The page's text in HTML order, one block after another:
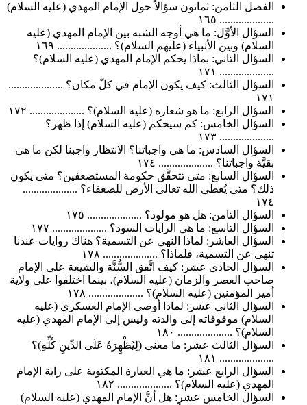
الفصل الثامن: ثمانون سؤالاً حول الإمام المهدي (عليه السلام)
.................... ١٦٥
السؤال الأوَّل: ما هي أوجه الشبه بين الإمام المهدي (عليه
السلام) وبين الأنبياء (عليهم السلام)؟ .................... ١٦٩
السؤال الثاني: بماذا يحكم الإمام المهدي (عليه السلام)؟
.................... ١٧١
السؤال الثالث: كيف يكون الإمام في كلّ مكان؟ ....................
السؤال الرابع: ما هو شعاره (عليه السلام)؟ .................... ١٧٢
السؤال الخامس: كم سيحكم (عليه السلام) إذا ظهر؟
.................... ١٧٣
السؤال السادس: ما هي واجباتنا؟ الانتظار واجبنا لكن ما هي
بقيَّة واجباتنا؟ .................... ١٧٤
السؤال السابع: متى تتحقَّق حكومة المستضعفين؟ متى يكون
ذلك؟ متى يُعطي الله تعالى الأرض للضعفاء؟ ....................
السؤال الثامن: هل هو مولود؟ .................... ١٧٥
السؤال التاسع: ما هي الرايات السود؟ .................... ١٧٧
السؤال العاشر: لماذا النهي عن التسمية؟ هناك روايات عندنا
تنهى عن التسمية، فلماذا؟ .................... ١٧٨
السؤال الحادي عشر: كيف اتَّفق السُّنَّة والشيعة على الإمام
صاحب العصر والزمان (عليه السلام)، بينما اختلفوا على ولاية
أمير المؤمنين (عليه السلام)؟ .................... ١٧٨
السؤال الثاني عشر: لماذا أوصى الإمام العسكري (عليه
السلام) موقوفاته إلى والدته وليس إلى الإمام المهدي (عليه
السلام)؟ .................... ١٨٠
السؤال الثالث عشر: ما معنى (لِيُظْهِرَهُ عَلَى الدِّينِ كُلِّهِ)؟
.................... ١٨١
السؤال الرابع عشر: ما هي العبارة المكتوبة على راية الإمام
المهدي (عليه السلام)؟ .................... ١٨٢
السؤال الخامس عشر: هل أنَّ الإمام المهدي (عليه السلام)